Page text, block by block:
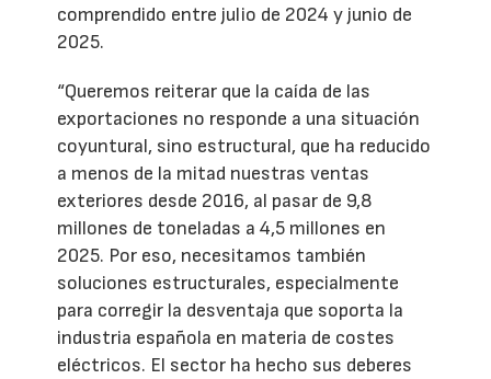
comprendido entre julio de 2024 y junio de
2025.
“Queremos reiterar que la caída de las
exportaciones no responde a una situación
coyuntural, sino estructural, que ha reducido
a menos de la mitad nuestras ventas
exteriores desde 2016, al pasar de 9,8
millones de toneladas a 4,5 millones en
2025. Por eso, necesitamos también
soluciones estructurales, especialmente
para corregir la desventaja que soporta la
industria española en materia de costes
eléctricos. El sector ha hecho sus deberes